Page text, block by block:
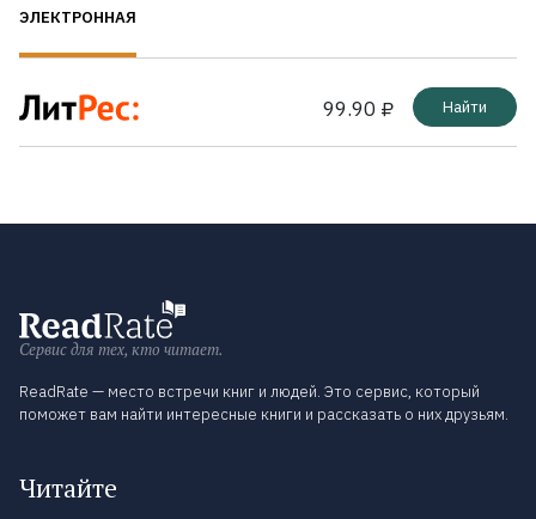
ЭЛЕКТРОННАЯ
99.90 ₽ Найти
Сервис для тех, кто читает.
ReadRate — место встречи книг и людей. Это сервис, который
поможет вам найти интересные книги и рассказать о них друзьям.
Читайте